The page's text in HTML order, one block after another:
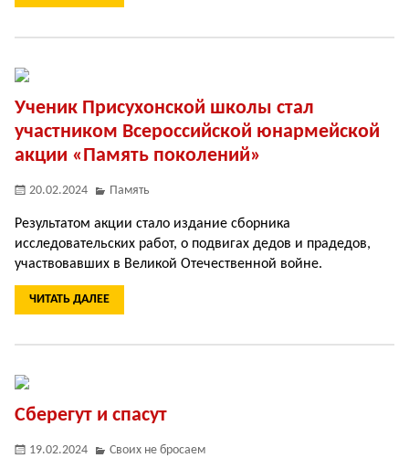
Ученик Присухонской школы стал
участником Всероссийской юнармейской
акции «Память поколений»
20.02.2024 Память
Результатом акции стало издание сборника
исследовательских работ, о подвигах дедов и прадедов,
участвовавших в Великой Отечественной войне.
ЧИТАТЬ ДАЛЕЕ
Сберегут и спасут
19.02.2024 Своих не бросаем